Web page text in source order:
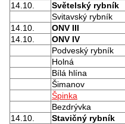
14.10.
Světelský rybník
Svitavský rybník
14.10.
ONV III
14.10.
ONV IV
Podveský rybník
Holná
Bílá hlína
Šimanov
Špinka
Bezdrývka
14.10.
Stavičný rybník